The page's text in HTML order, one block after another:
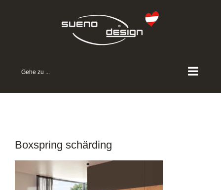
Gehe zu ...
Boxspring schärding